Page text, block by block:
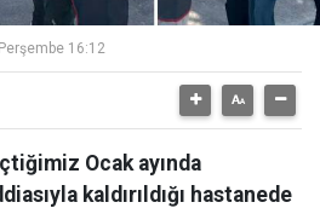
16:12
Ocak ayında
kaldırıldığı hastanede